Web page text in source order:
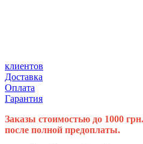
клиентов
Доставка
Оплата
Гарантия
Заказы стоимостью до 1000
после полной предоплаты.